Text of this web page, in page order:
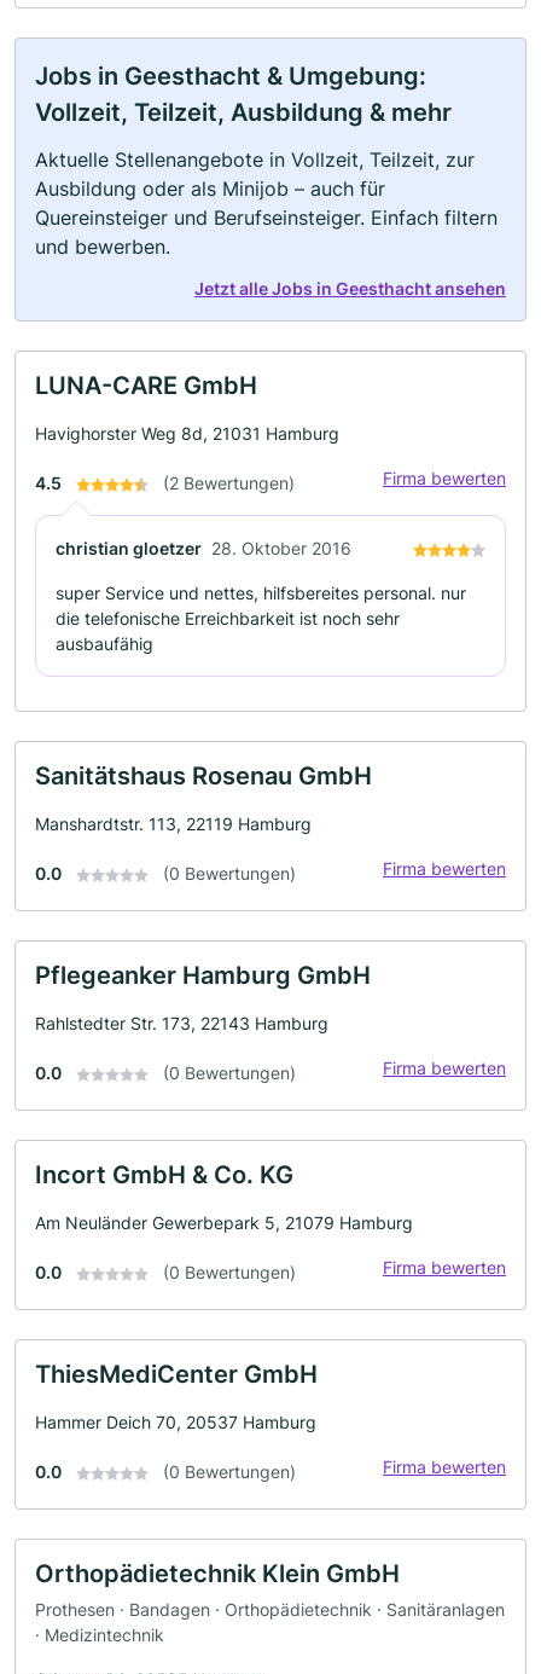
Jobs in Geesthacht & Umgebung:
Vollzeit, Teilzeit, Ausbildung & mehr
Aktuelle Stellenangebote in Vollzeit, Teilzeit, zur
Ausbildung oder als Minijob – auch für
Quereinsteiger und Berufseinsteiger. Einfach filtern
und bewerben.
Jetzt alle Jobs in Geesthacht ansehen
LUNA-CARE GmbH
Havighorster Weg 8d, 21031 Hamburg
4.5 (2 Bewertungen) Firma bewerten
christian gloetzer 28. Oktober 2016
super Service und nettes, hilfsbereites personal. nur
die telefonische Erreichbarkeit ist noch sehr
ausbaufähig
Sanitätshaus Rosenau GmbH
Manshardtstr. 113, 22119 Hamburg
0.0 (0 Bewertungen) Firma bewerten
Pflegeanker Hamburg GmbH
Rahlstedter Str. 173, 22143 Hamburg
0.0 (0 Bewertungen) Firma bewerten
Incort GmbH & Co. KG
Am Neuländer Gewerbepark 5, 21079 Hamburg
0.0 (0 Bewertungen) Firma bewerten
ThiesMediCenter GmbH
Hammer Deich 70, 20537 Hamburg
0.0 (0 Bewertungen) Firma bewerten
Orthopädietechnik Klein GmbH
Prothesen · Bandagen · Orthopädietechnik · Sanitäranlagen
· Medizintechnik